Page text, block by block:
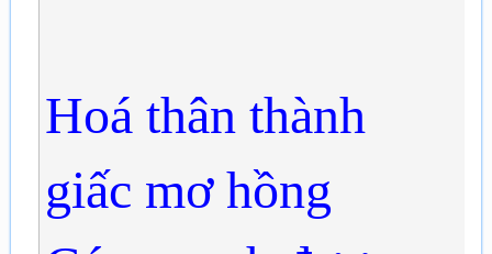
Hoá thân thành
giấc mơ hồng